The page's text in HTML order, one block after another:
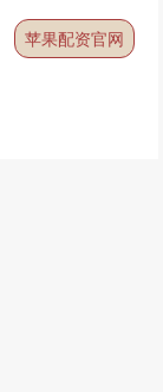
苹果配资官网